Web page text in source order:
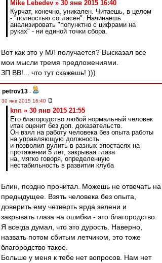
Mike Lebedev » 30 янв 2015 16:40
Курчат, конечно, уникален. Читаешь, в целом
- "полностью согласен". Начинаешь
анализировать "попунктно с цифрами на
руках" - ни единой точки сбора.
Вот как это у МЛ получается? Высказал все
мои мысли тремя предложениями.
ЗП ВВ!... что тут скажешь! )))
petrov13 -
30 янв 2015 16:40
knn » 30 янв 2015 21:55
Его благородство любой нормальный человек
итак оценит без доп. доказательств.
Он взял на работу человека без опыта работы
на управляющую должность
и позволил рулить в разных эпостасях на
протяжении 5 лет, закрывая глаза
на, мягко говоря, определенную
нестабильность в развитии клуба
Блин, поздно прочитал. Можешь не отвечать на
предыдущее. Взять человека без опыта,
доверить ему четверть ярда зелени и
закрывать глаза на ошибки - это благородство.
Я всегда думал, что это дурость. Наверно,
назвать потом сбитым летчиком, это тоже
благородство такое.
Больше у меня к тебе нет вопросов. Нам нет